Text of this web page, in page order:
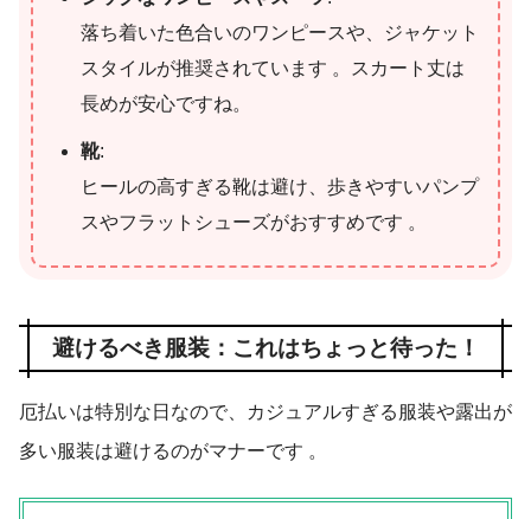
落ち着いた色合いのワンピースや、ジャケット
スタイルが推奨されています 。スカート丈は
長めが安心ですね。
靴:
ヒールの高すぎる靴は避け、歩きやすいパンプ
スやフラットシューズがおすすめです 。
避けるべき服装：これはちょっと待った！
厄払いは特別な日なので、カジュアルすぎる服装や露出が
多い服装は避けるのがマナーです 。